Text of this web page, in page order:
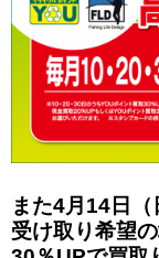
また4月14日
受け取り希望の